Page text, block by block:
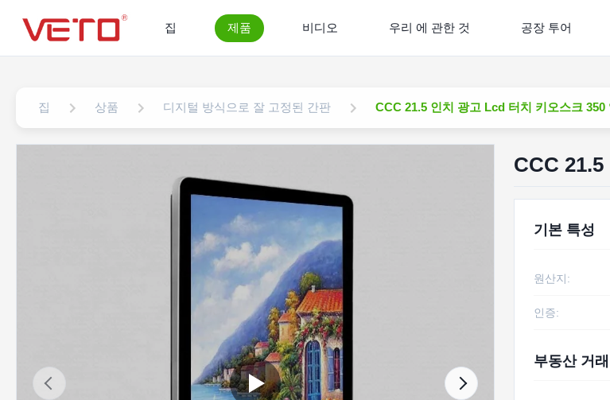
집 제품 비디오 우리 에 관한 것 공장 투어
집 상품 디지털 방식으로 잘 고정된 간판 CCC 21.5 인치 광고 Lcd 터치 키오스크 350
CCC
기본 특성
원산지:
인증:
부동산 거래